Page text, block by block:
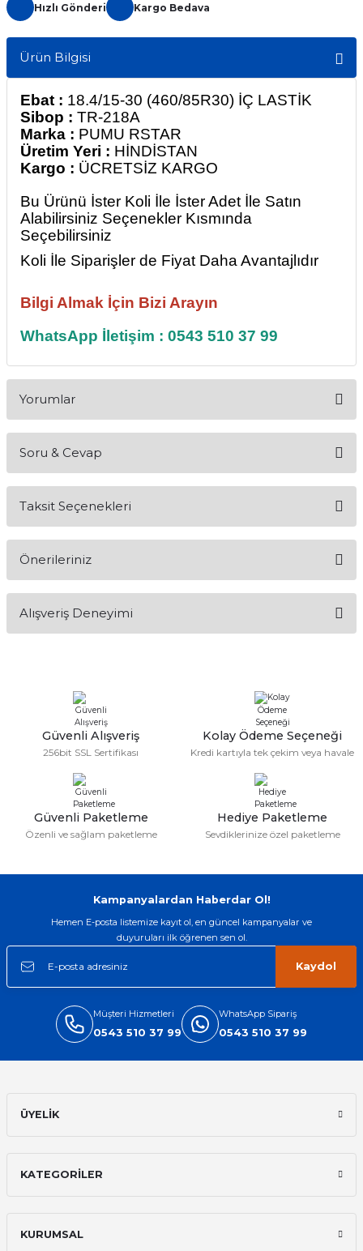
Hızlı Gönderi Kargo Bedava
Ürün Bilgisi
Ebat : 18.4/15-30 (460/85R30) İÇ LASTİK
Sibop : TR-218A
Marka : PUMU RSTAR
Üretim Yeri : HİNDİSTAN
Kargo : ÜCRETSİZ KARGO
Bu Ürünü İster Koli İle İster Adet İle Satın
Alabilirsiniz Seçenekler Kısmında
Seçebilirsiniz
Koli İle Siparişler de Fiyat Daha Avantajlıdır
Bilgi Almak İçin Bizi Arayın
WhatsApp İletişim : 0543 510 37 99
Yorumlar
Soru & Cevap
Taksit Seçenekleri
Önerileriniz
konularda yetersiz gördüğünüz noktaları öneri formunu
kullanarak tarafımıza iletebilirsiniz.
Ürün resmi kalitesiz, bozuk veya görüntülenemiyor.
Ürün açıklamasında eksik bilgiler bulunuyor.
Ürün bilgilerinde hatalar bulunuyor.
Ürün fiyatı diğer sitelerden daha pahalı.
Bu ürüne benzer farklı alternatifler olmalı.
Alışveriş Deneyimi
Deneyimini Paylaş
Güvenli Alışveriş
256bit SSL Sertifikası
Kolay Ödeme Seçeneği
Kredi kartıyla tek çekim veya havale
Güvenli Paketleme
Özenli ve sağlam paketleme
Hediye Paketleme
Sevdiklerinize özel paketleme
Kampanyalardan Haberdar Ol!
Hemen E-posta listemize kayıt ol, en güncel kampanyalar ve
duyuruları ilk öğrenen sen ol.
Kaydol
Müşteri Hizmetleri
0543 510 37 99
WhatsApp Sipariş
0543 510 37 99
ÜYELİK
KATEGORİLER
KURUMSAL